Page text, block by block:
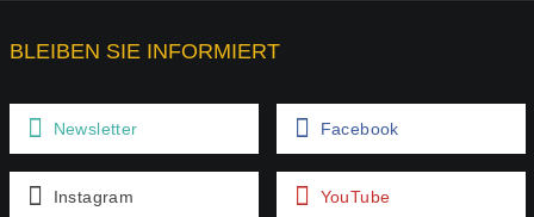
BLEIBEN SIE INFORMIERT
Newsletter Facebook
Instagram YouTube